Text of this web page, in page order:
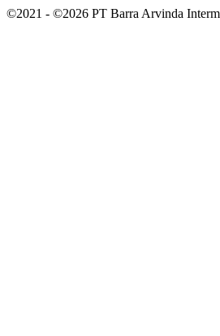
©2021 - ©2026 PT Barra Arvinda